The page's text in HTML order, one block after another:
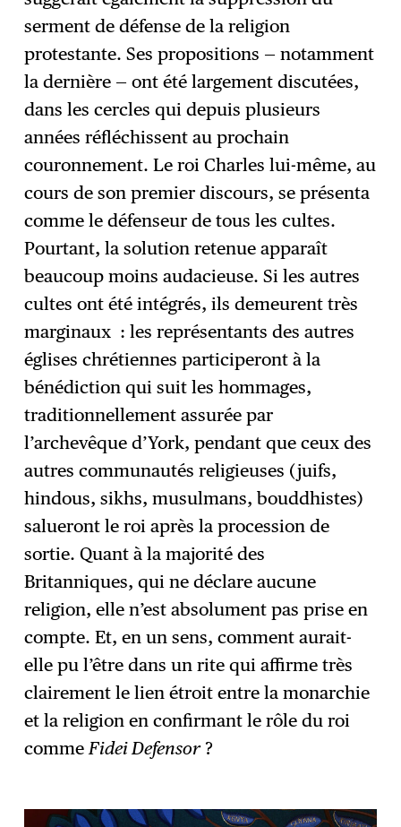
serment de défense de la religion
protestante. Ses propositions — notamment
la dernière — ont été largement discutées,
dans les cercles qui depuis plusieurs
années réfléchissent au prochain
couronnement. Le roi Charles lui-même, au
cours de son premier discours, se présenta
comme le défenseur de tous les cultes.
Pourtant, la solution retenue apparaît
beaucoup moins audacieuse. Si les autres
cultes ont été intégrés, ils demeurent très
marginaux : les représentants des autres
églises chrétiennes participeront à la
bénédiction qui suit les hommages,
traditionnellement assurée par
l’archevêque d’York, pendant que ceux des
autres communautés religieuses (juifs,
hindous, sikhs, musulmans, bouddhistes)
salueront le roi après la procession de
sortie. Quant à la majorité des
Britanniques, qui ne déclare aucune
religion, elle n’est absolument pas prise en
compte. Et, en un sens, comment aurait-
elle pu l’être dans un rite qui affirme très
clairement le lien étroit entre la monarchie
et la religion en confirmant le rôle du roi
comme Fidei Defensor?